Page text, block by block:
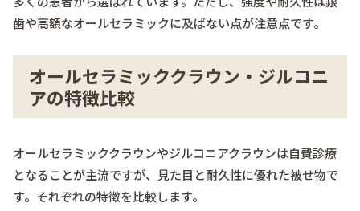
歯や高額なオールセラミックに及ばない点が注意点です。
オールセラミッククラウン・ジルコニ
アの特徴比較
オールセラミッククラウンやジルコニアクラウンは自費診療
となることが主流ですが、見た目と耐久性に優れた被せ物で
す。それぞれの特徴を比較します。